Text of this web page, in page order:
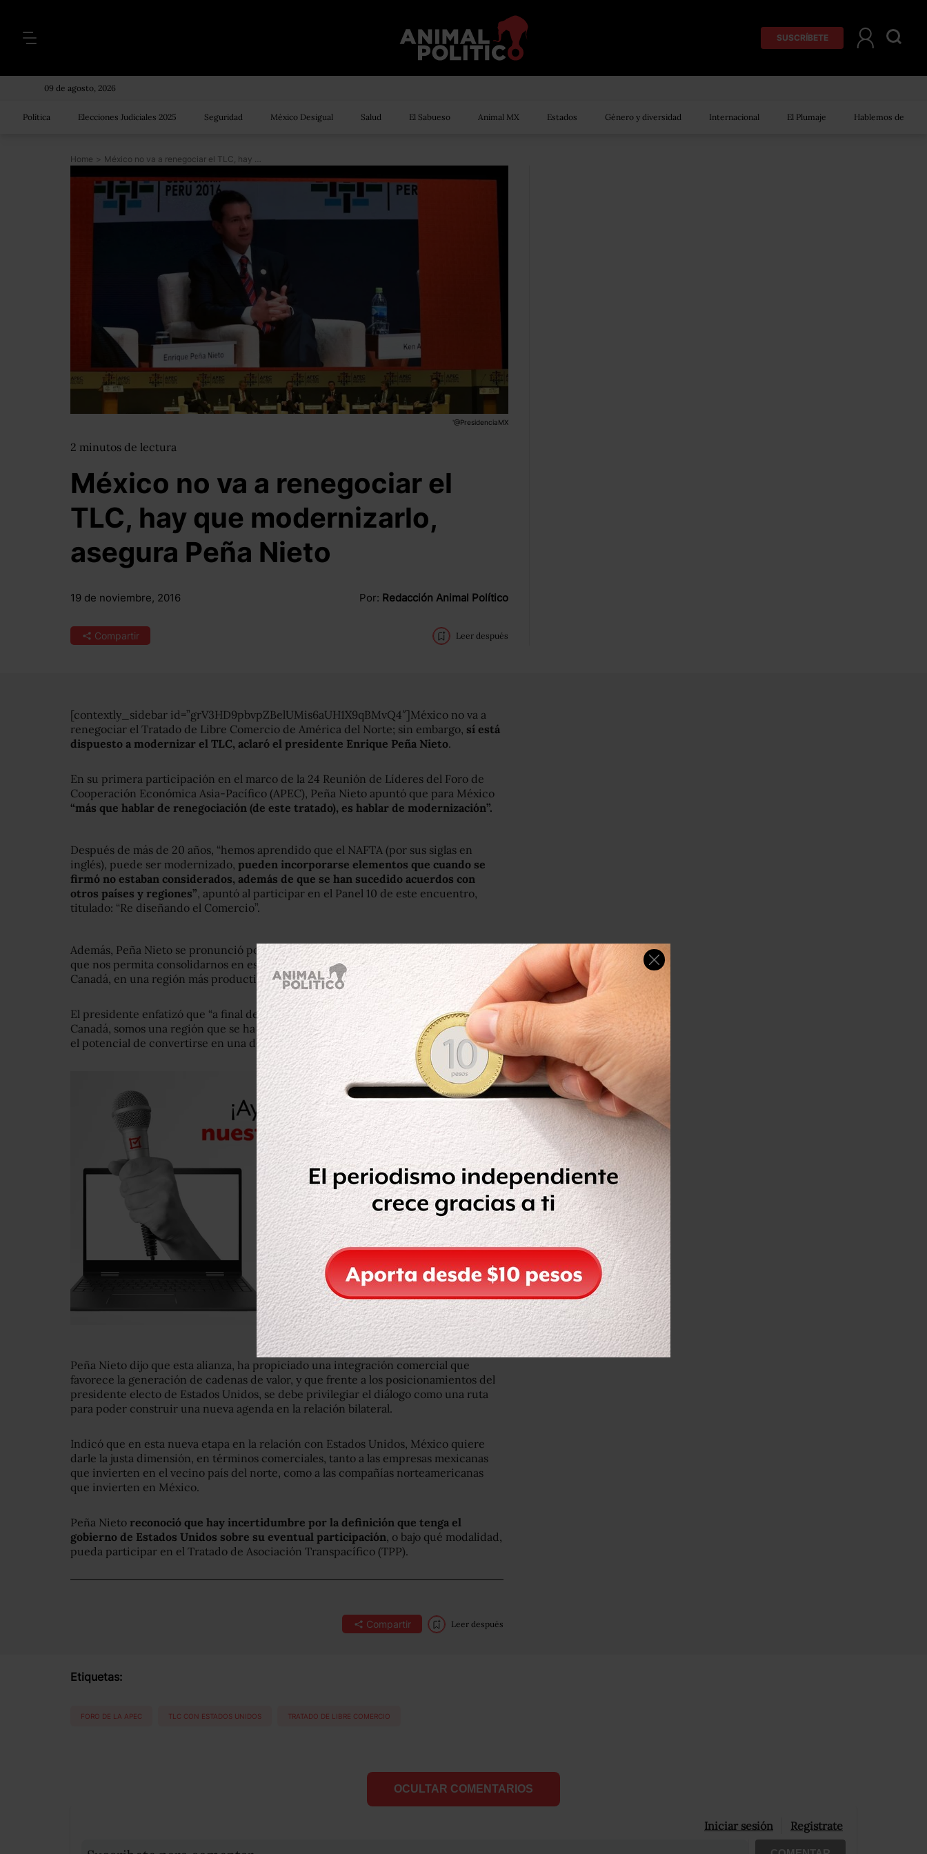
SUSCRÍBETE
09 de agosto, 2026
Política Elecciones Judiciales 2025 Seguridad México Desigual Salud El Sabueso Animal MX Estados Género y diversidad Internacional El Plumaje Hablemos de
Home > México no va a renegociar el TLC, hay que modernizarlo, asegura Peña Nieto
'@PresidenciaMX
2 minutos de lectura
México no va a renegociar el
TLC, hay que modernizarlo,
asegura Peña Nieto
19 de noviembre, 2016 Por: Redacción Animal Político
Compartir Leer después
[contextly_sidebar id=”grV3HD9pbvpZBelUMis6aUH1X9qBMvQ4″]México no va a
renegociar el Tratado de Libre Comercio de América del Norte; sin embargo, sí está
dispuesto a modernizar el TLC, aclaró el presidente Enrique Peña Nieto.
En su primera participación en el marco de la 24 Reunión de Líderes del Foro de
Cooperación Económica Asia-Pacífico (APEC), Peña Nieto apuntó que para México
“más que hablar de renegociación (de este tratado), es hablar de modernización”.
Después de más de 20 años, “hemos aprendido que el NAFTA (por sus siglas en
inglés), puede ser modernizado, pueden incorporarse elementos que cuando se
firmó no estaban considerados, además de que se han sucedido acuerdos con
otros países y regiones”, apuntó al participar en el Panel 10 de este encuentro,
titulado: “Re diseñando el Comercio”.
Además, Peña Nieto se pronunció por hacer del TLCAN “un vehículo más potente,
que nos permita consolidarnos en esta relación estratégica con Estados Unidos y
Canadá, en una región más productiva y competitiva”.
El presidente enfatizó que “a final de cuentas, tanto México como Estados Unidos y
Canadá, somos una región que se ha venido consolidando como nodo logístico, con
el potencial de convertirse en una de las regiones más productivas y competitivas”.
Peña Nieto dijo que esta alianza, ha propiciado una integración comercial que
favorece la generación de cadenas de valor, y que frente a los posicionamientos del
presidente electo de Estados Unidos, se debe privilegiar el diálogo como una ruta
para poder construir una nueva agenda en la relación bilateral.
Indicó que en esta nueva etapa en la relación con Estados Unidos, México quiere
darle la justa dimensión, en términos comerciales, tanto a las empresas mexicanas
que invierten en el vecino país del norte, como a las compañías norteamericanas
que invierten en México.
Peña Nieto reconoció que hay incertidumbre por la definición que tenga el
gobierno de Estados Unidos sobre su eventual participación, o bajo qué modalidad,
pueda participar en el Tratado de Asociación Transpacífico (TPP).
Compartir Leer después
Etiquetas:
FORO DE LA APEC TLC CON ESTADOS UNIDOS TRATADO DE LIBRE COMERCIO
OCULTAR COMENTARIOS
Iniciar sesión Registrate